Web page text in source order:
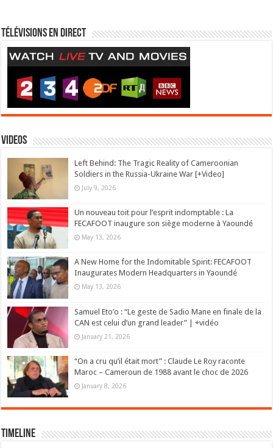
Télévisions en direct
Videos
Left Behind: The Tragic Reality of Cameroonian
Soldiers in the Russia-Ukraine War [+Video]
July 9, 2026
Un nouveau toit pour l’esprit indomptable : La
FECAFOOT inaugure son siège moderne à Yaoundé
May 13, 2026
A New Home for the Indomitable Spirit: FECAFOOT
Inaugurates Modern Headquarters in Yaoundé
May 13, 2026
Samuel Eto’o : “Le geste de Sadio Mane en finale de la
CAN est celui d’un grand leader” | +vidéo
January 21, 2026
“On a cru qu’il était mort” : Claude Le Roy raconte
Maroc – Cameroun de 1988 avant le choc de 2026
January 8, 2026
Timeline